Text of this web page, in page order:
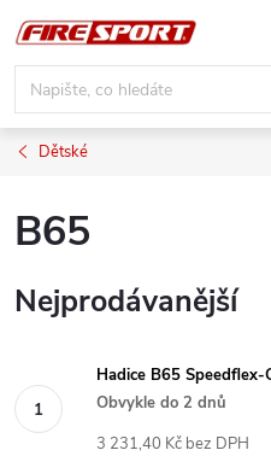
na
obsah
Dětské
B65
Nejprodávanější
Hadice B65
Obvykle do 2 dnů
3 231,40 Kč bez DPH